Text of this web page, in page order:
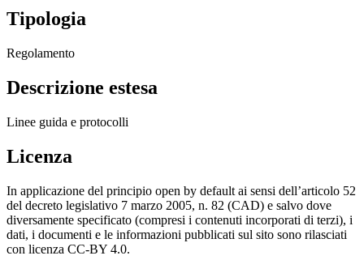
Tipologia
Regolamento
Descrizione estesa
Linee guida e protocolli
Licenza
In applicazione del principio open by default ai sensi dell’articolo 52
del decreto legislativo 7 marzo 2005, n. 82 (CAD) e salvo dove
diversamente specificato (compresi i contenuti incorporati di terzi), i
dati, i documenti e le informazioni pubblicati sul sito sono rilasciati
con licenza CC-BY 4.0.